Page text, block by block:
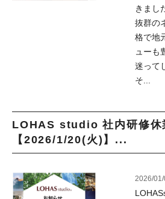
きまし
抜群の
格で地
ューも
迷って
そ...
LOHAS studio 社内研修休
【2026/1/20(火)】...
2026/01/